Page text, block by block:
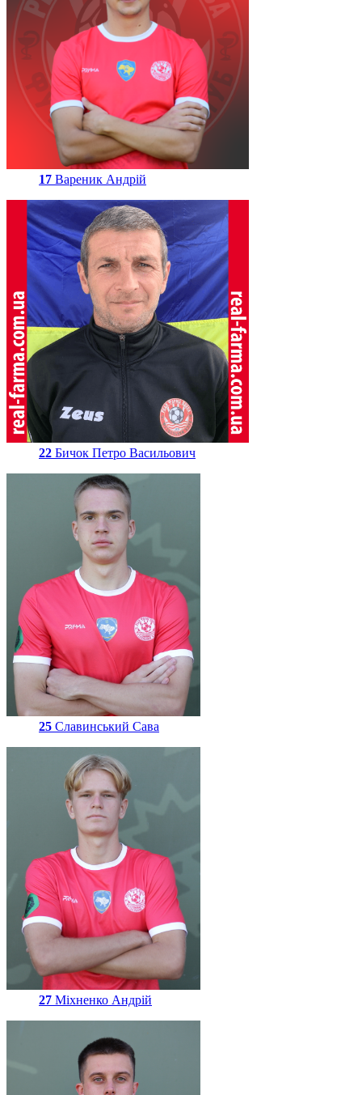
17 Вареник Андрій
22 Бичок Петро Васильович
25 Славинський Сава
27 Міхненко Андрій